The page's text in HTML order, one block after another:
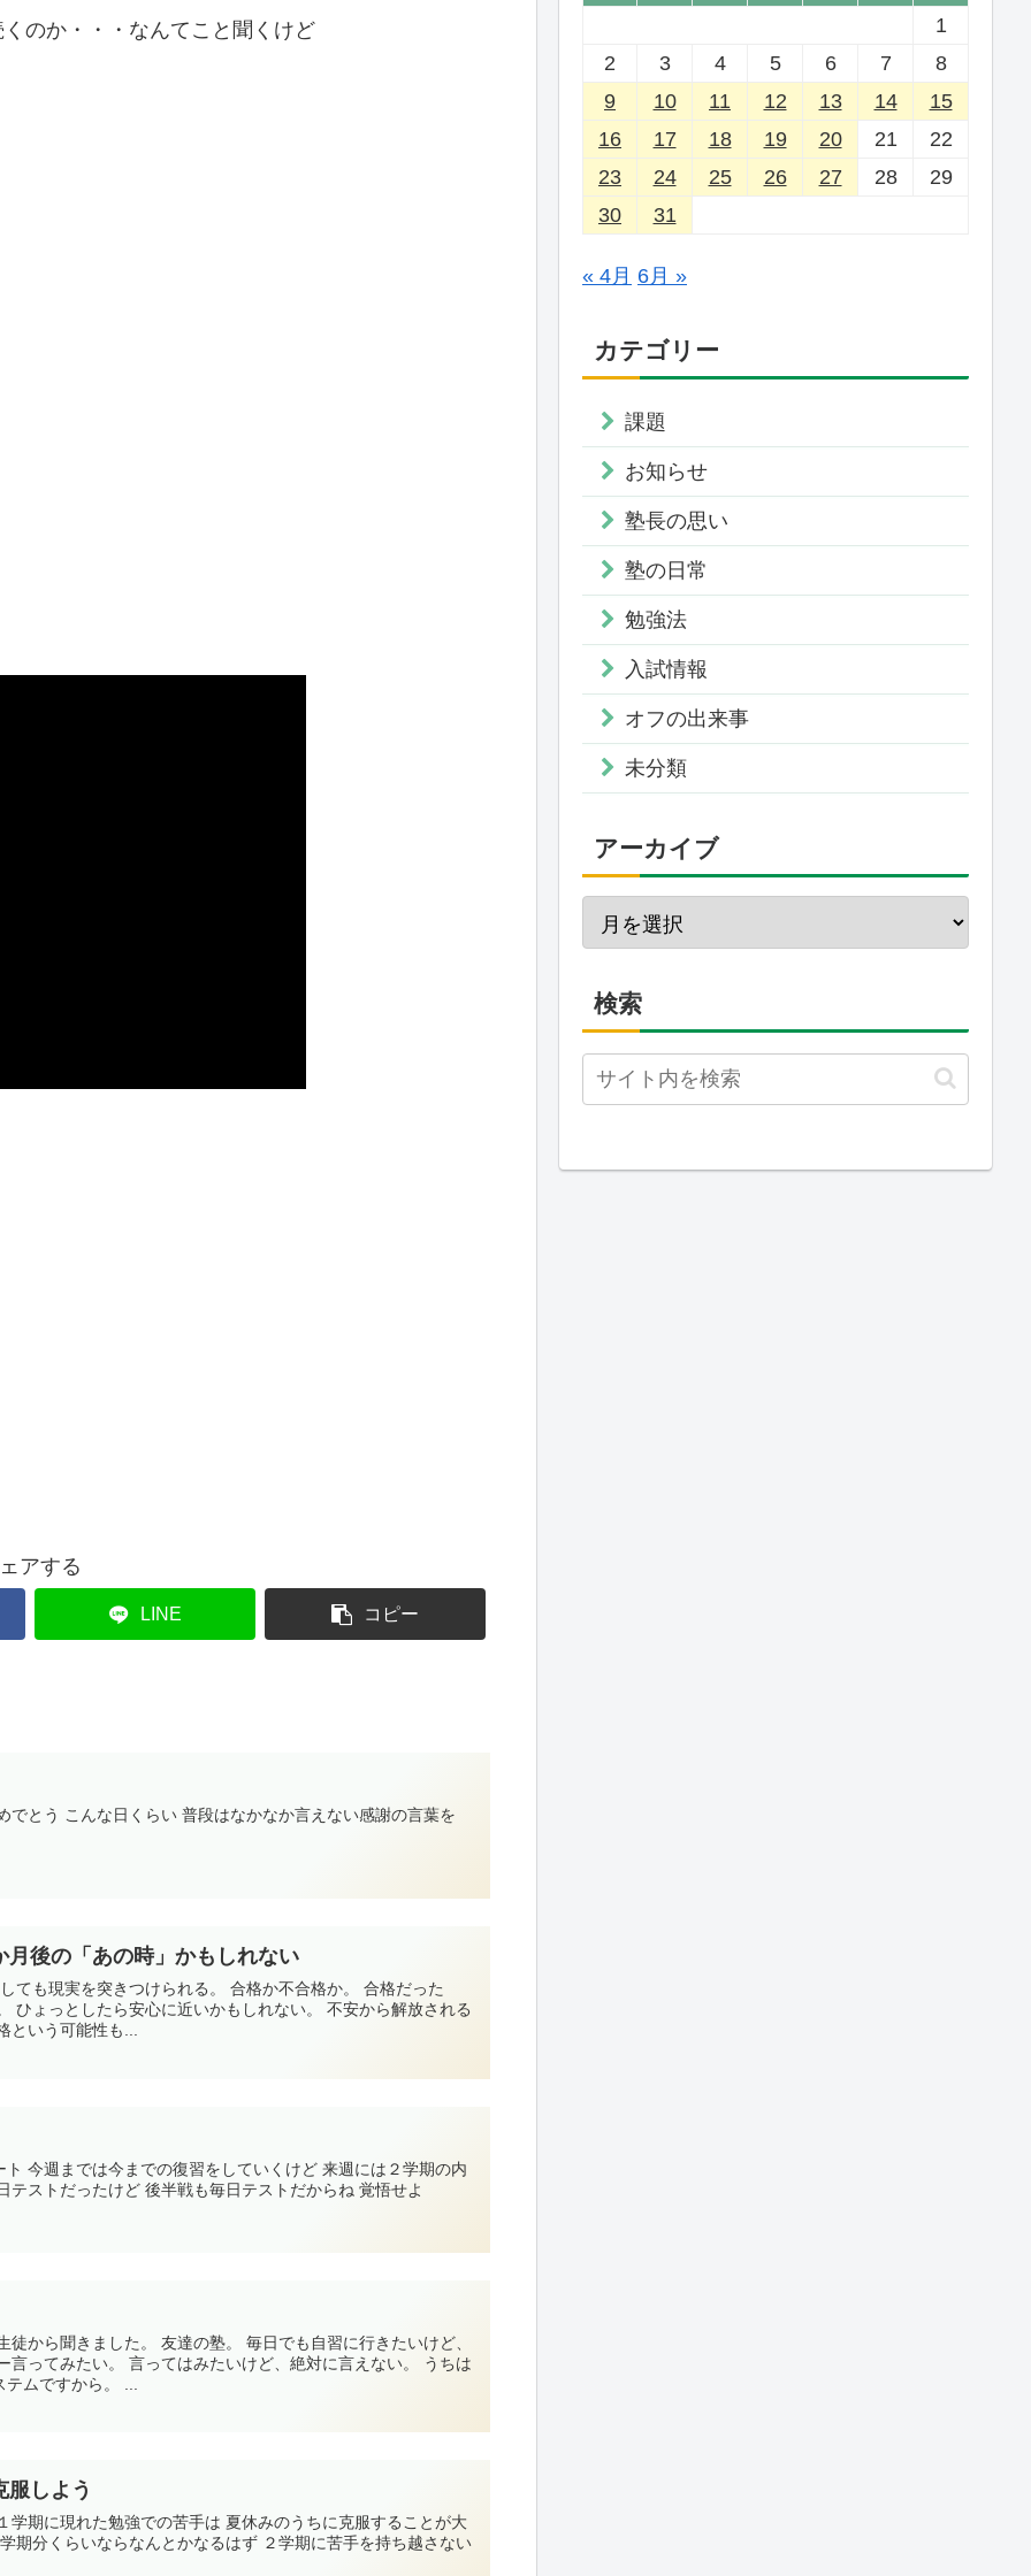
のか・・・なんてこと聞くけど
アする
LINE コピー
でとう こんな日くらい 普段はなかなか言えない感謝の言葉を
月後の「あの時」かもしれない
ても現実を突きつけられる。 合格か不合格か。 合格だった
ひょっとしたら安心に近いかもしれない。 不安から解放される
という可能性も...
今週までは今までの復習をしていくけど 来週には２学期の内
テストだったけど 後半戦も毎日テストだからね 覚悟せよ
徒から聞きました。 友達の塾。 毎日でも自習に行きたいけど、
言ってみたい。 言ってはみたいけど、絶対に言えない。 うちは
ムですから。 ...
服しよう
学期に現れた勉強での苦手は 夏休みのうちに克服することが大
期分くらいならなんとかなるはず ２学期に苦手を持ち越さない
1
2
3 4 5 6 7
8
9
10 11 12 13 14
15
16
17 18 19 20 21
22
23
24 25 26 27 28
29
30
31
« 4月 6月 »
カテゴリー
課題
お知らせ
塾長の思い
塾の日常
勉強法
入試情報
オフの出来事
未分類
アーカイブ
検索